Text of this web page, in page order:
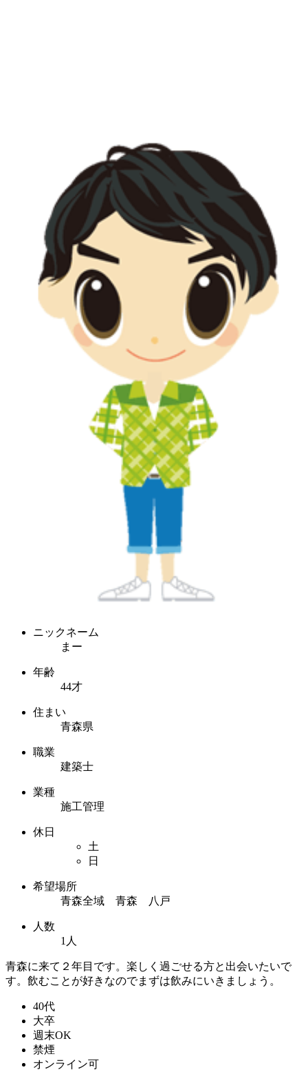
ニックネーム
まー
年齢
44才
住まい
青森県
職業
建築士
業種
施工管理
休日
土
日
希望場所
青森全域 青森 八戸
人数
1人
青森に来て２年目です。楽しく過ごせる方と出会いたいで
す。飲むことが好きなのでまずは飲みにいきましょう。
40代
大卒
週末OK
禁煙
オンライン可